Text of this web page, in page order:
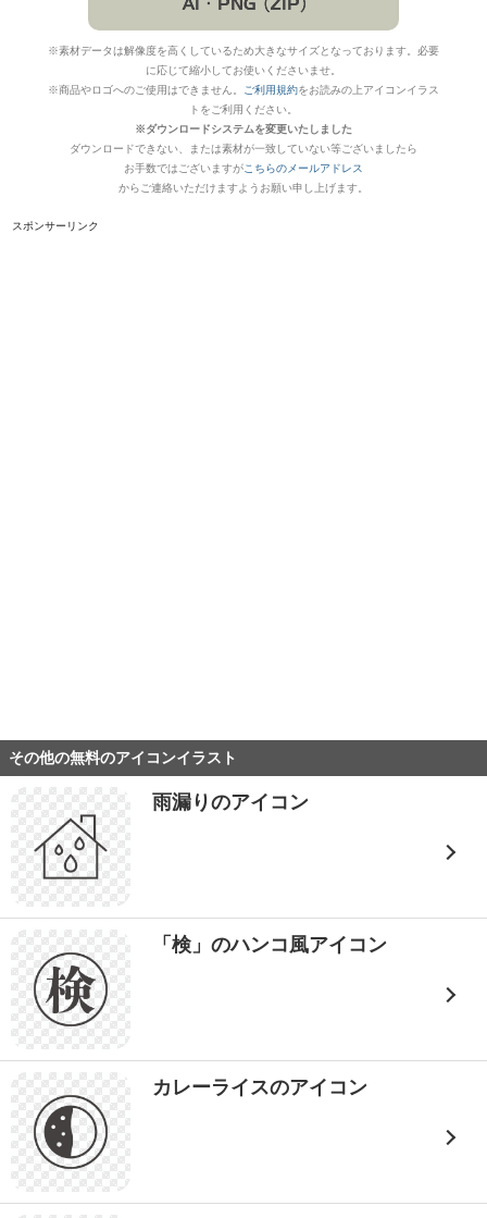
※素材データは解像度を高くしているため大きなサイズとなっております。必要
に応じて縮小してお使いくださいませ。
※商品やロゴへのご使用はできません。
ご利用規約をお読みの上アイコンイラス
トをご利用ください。
※ダウンロードシステムを変更いたしました
ダウンロードできない、または素材が一致していない等ございましたら
お手数ではございますがこちらのメールアドレス
からご連絡いただけますようお願い申し上げます。
スポンサーリンク
その他の無料のアイコンイラスト
雨漏りのアイコン
「検」のハンコ風アイコン
カレーライスのアイコン